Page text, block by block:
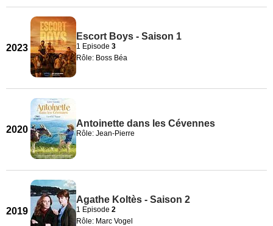
2023
Escort Boys - Saison 1
1 Episode 3
Rôle: Boss Béa
2020
Antoinette dans les Cévennes
Rôle: Jean-Pierre
2019
Agathe Koltès - Saison 2
1 Episode 2
Rôle: Marc Vogel